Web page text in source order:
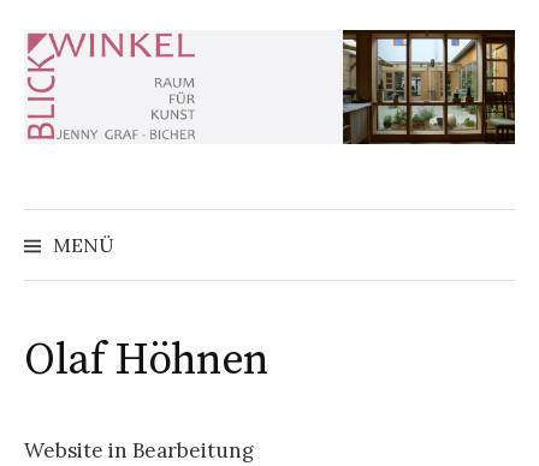
Inhalt
überspringen
MENÜ
Olaf Höhnen
Website in Bearbeitung